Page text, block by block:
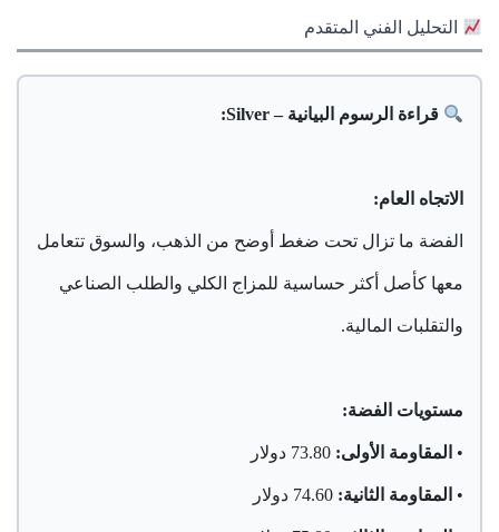
التحليل الفني المتقدم
قراءة الرسوم البيانية – Silver:
الاتجاه العام:
الفضة ما تزال تحت ضغط أوضح من الذهب، والسوق تتعامل
معها كأصل أكثر حساسية للمزاج الكلي والطلب الصناعي
والتقلبات المالية.
مستويات الفضة:
• المقاومة الأولى:
• المقاومة الثانية: